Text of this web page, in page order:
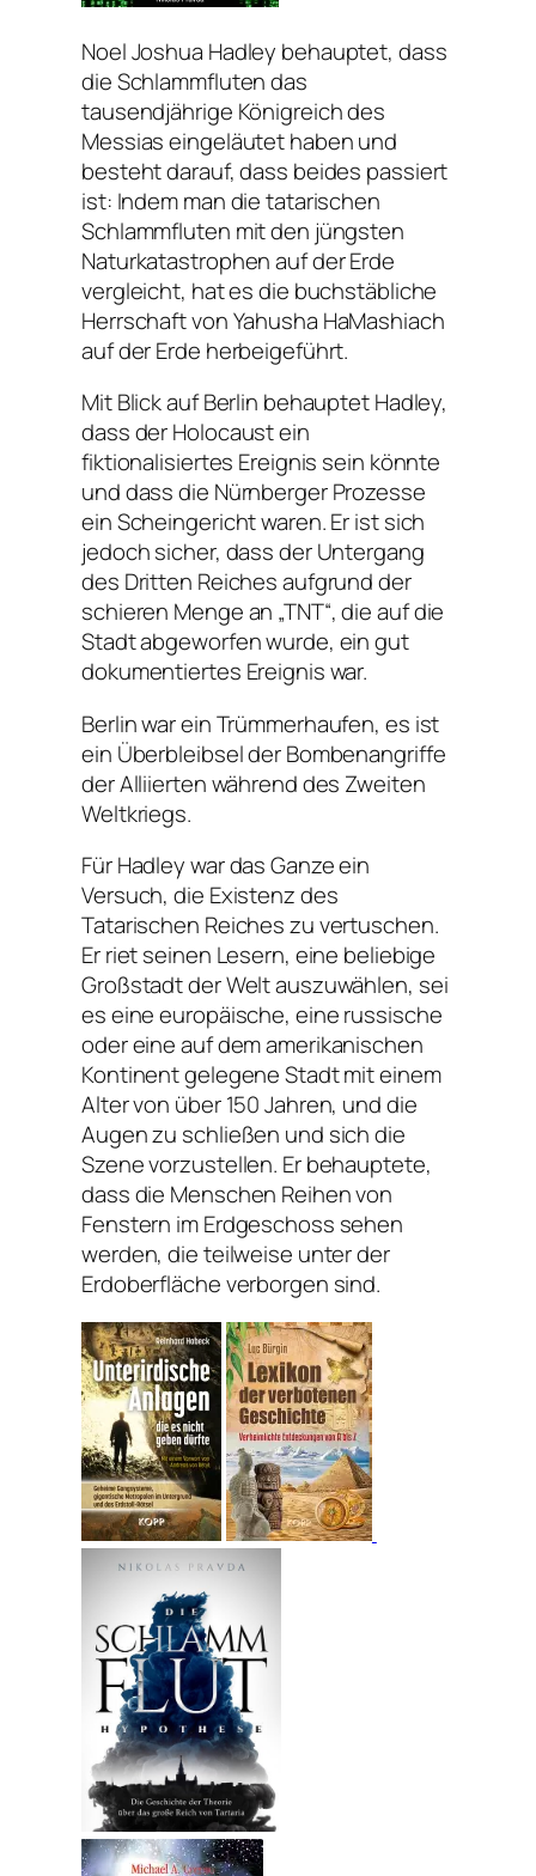
Noel Joshua Hadley behauptet, dass
die Schlammfluten das
tausendjährige Königreich des
Messias eingeläutet haben und
besteht darauf, dass beides passiert
ist: Indem man die tatarischen
Schlammfluten mit den jüngsten
Naturkatastrophen auf der Erde
vergleicht, hat es die buchstäbliche
Herrschaft von Yahusha HaMashiach
auf der Erde herbeigeführt.
Mit Blick auf Berlin behauptet Hadley,
dass der Holocaust ein
fiktionalisiertes Ereignis sein könnte
und dass die Nürnberger Prozesse
ein Scheingericht waren. Er ist sich
jedoch sicher, dass der Untergang
des Dritten Reiches aufgrund der
schieren Menge an „TNT“, die auf die
Stadt abgeworfen wurde, ein gut
dokumentiertes Ereignis war.
Berlin war ein Trümmerhaufen, es ist
ein Überbleibsel der Bombenangriffe
der Alliierten während des Zweiten
Weltkriegs.
Für Hadley war das Ganze ein
Versuch, die Existenz des
Tatarischen Reiches zu vertuschen.
Er riet seinen Lesern, eine beliebige
Großstadt der Welt auszuwählen, sei
es eine europäische, eine russische
oder eine auf dem amerikanischen
Kontinent gelegene Stadt mit einem
Alter von über 150 Jahren, und die
Augen zu schließen und sich die
Szene vorzustellen. Er behauptete,
dass die Menschen Reihen von
Fenstern im Erdgeschoss sehen
werden, die teilweise unter der
Erdoberfläche verborgen sind.